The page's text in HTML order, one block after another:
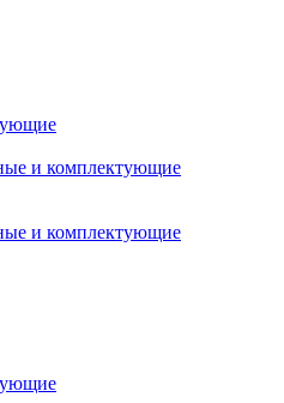
и комплектующие
и комплектующие